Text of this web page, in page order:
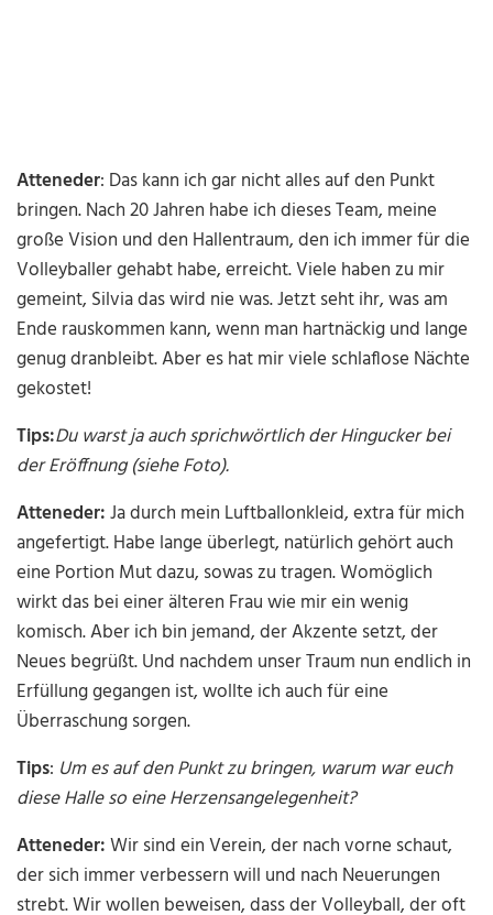
Atteneder: Das kann ich gar nicht alles auf den Punkt
bringen. Nach 20 Jahren habe ich dieses Team, meine
große Vision und den Hallentraum, den ich immer für die
Volleyballer gehabt habe, erreicht. Viele haben zu mir
gemeint, Silvia das wird nie was. Jetzt seht ihr, was am
Ende rauskommen kann, wenn man hartnäckig und lange
genug dranbleibt. Aber es hat mir viele schlaflose Nächte
gekostet!
Tips:Du warst ja auch sprichwörtlich der Hingucker bei
der Eröffnung (siehe Foto).
Atteneder:Ja durch mein Luftballonkleid, extra für mich
angefertigt. Habe lange überlegt, natürlich gehört auch
eine Portion Mut dazu, sowas zu tragen. Womöglich
wirkt das bei einer älteren Frau wie mir ein wenig
komisch. Aber ich bin jemand, der Akzente setzt, der
Neues begrüßt. Und nachdem unser Traum nun endlich in
Erfüllung gegangen ist, wollte ich auch für eine
Überraschung sorgen.
Tips: Um es auf den Punkt zu bringen, warum war euch
diese Halle so eine Herzensangelegenheit?
Atteneder:Wir sind ein Verein, der nach vorne schaut,
der sich immer verbessern will und nach Neuerungen
strebt. Wir wollen beweisen, dass der Volleyball, der oft